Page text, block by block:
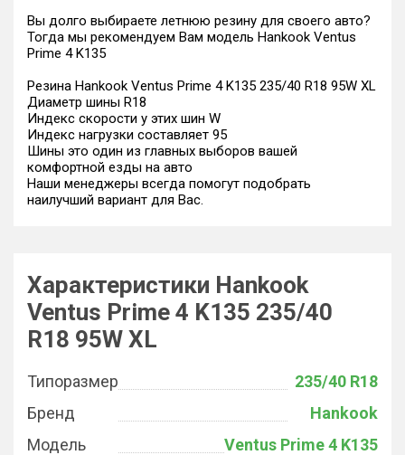
Вы долго выбираете летнюю резину для своего авто?
Тогда мы рекомендуем Вам модель Hankook Ventus
Prime 4 K135
Резина Hankook Ventus Prime 4 K135 235/40 R18 95W XL
Диаметр шины R18
Индекс скорости у этих шин W
Индекс нагрузки составляет 95
Шины это один из главных выборов вашей
комфортной езды на авто
Наши менеджеры всегда помогут подобрать
наилучший вариант для Вас.
Характеристики Hankook
Ventus Prime 4 K135 235/40
R18 95W XL
Типоразмер
235/40 R18
Бренд
Hankook
Модель
Ventus Prime 4 K135